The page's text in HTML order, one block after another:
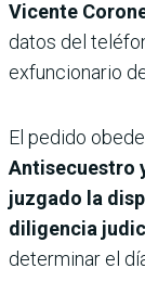
Vicente
datos del
exfuncionario
El pedido
Antisecuestro
juzgado la
diligencia
determinar el